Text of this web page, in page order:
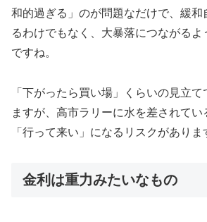
和的過ぎる」のが問題なだけで、緩和
るわけでもなく、大暴落につながるよ
ですね。
「下がったら買い場」くらいの見立
ますが、高市ラリーに水を差されて
「行って来い」になるリスクがありま
金利は重力みたいなもの